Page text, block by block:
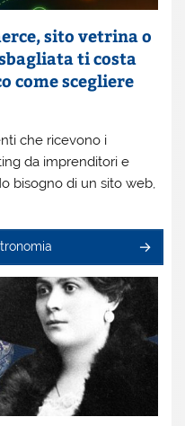
sito vetrina o
ti costa
come scegliere
che ricevono i
da imprenditori e
bisogno di un sito web,